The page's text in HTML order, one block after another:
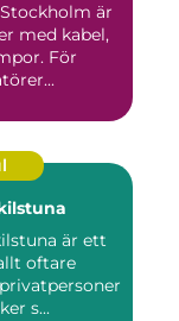
är
med kabel,
För
är ett
oftare
s...